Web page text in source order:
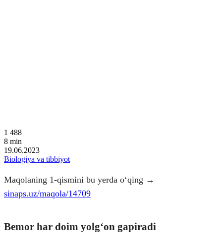
1 488
8 min
19.06.2023
Biologiya va tibbiyot
Maqolaning 1-qismini bu yerda o‘qing →
sinaps.uz/maqola/14709
Bemor har doim yolgʻon gapiradi